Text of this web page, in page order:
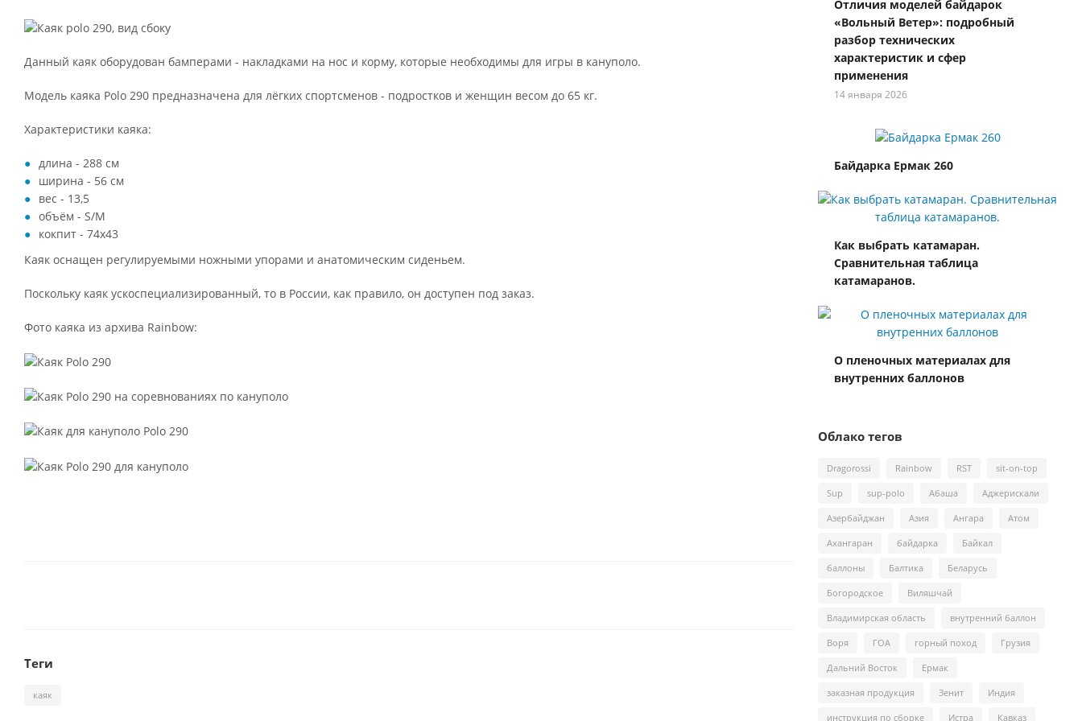
Данный каяк оборудован бамперами - накладками на нос и корму, которые необходимы для игры в кануполо.
Модель каяка Polo 290 предназначена для лёгких спортсменов - подростков и женщин весом до 65 кг.
Характеристики каяка:
длина - 288 см
ширина - 56 см
вес - 13,5
объём - S/M
кокпит - 74х43
Каяк оснащен регулируемыми ножными упорами и анатомическим сиденьем.
Поскольку каяк ускоспециализированный, то в России, как правило, он доступен под заказ.
Фото каяка из архива Rainbow:
Теги
каяк
Отличия моделей байдарок
«Вольный Ветер»: подробный
разбор технических
характеристик и сфер
применения
14 января 2026
Байдарка Ермак 260
Как выбрать катамаран.
Сравнительная таблица
катамаранов.
О пленочных материалах для
внутренних баллонов
Облако тегов
Dragorossi Rainbow RST sit-on-top
Sup sup-polo Абаша Аджерискали
Азербайджан Азия Ангара Атом
Ахангаран байдарка Байкал
баллоны Балтика Беларусь
Богородское Виляшчай
Владимирская область внутренний баллон
Воря ГОА горный поход Грузия
Дальний Восток Ермак
заказная продукция Зенит Индия
инструкция по сборке Истра Кавказ